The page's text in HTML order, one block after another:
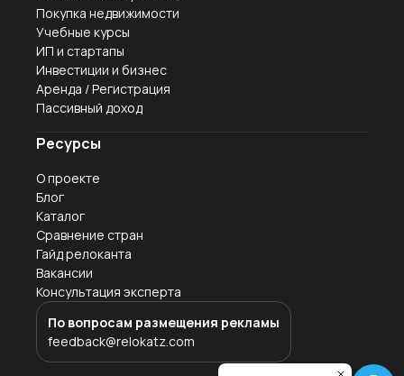
Покупка недвижимости
Учебные курсы
ИП и стартапы
Инвестиции и бизнес
Аренда / Регистрация
Пассивный доход
Ресурсы
О проекте
Блог
Каталог
Сравнение стран
Гайд релоканта
Вакансии
Консультация эксперта
По вопросам размещения рекламы
feedback@relokatz.com